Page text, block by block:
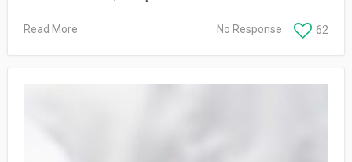
Read More 62
No Response